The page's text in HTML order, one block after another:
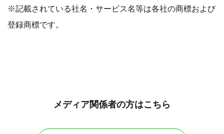
※記載されている社名・サービス名等は各社の商標および
登録商標です。
メディア関係者の方はこちら